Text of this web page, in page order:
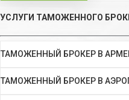
УСЛУГИ ТАМОЖЕННОГО
ТАМОЖЕННЫЙ БРОКЕР В
ТАМОЖЕННЫЙ БРОКЕР В